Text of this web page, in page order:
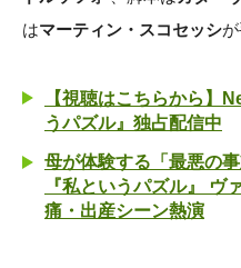
はマーティン・スコセッシ
【視聴はこちらから】
うパズル』独占配信中
母が体験する「最悪の
『私というパズル』 ヴ
痛・出産シーン熱演